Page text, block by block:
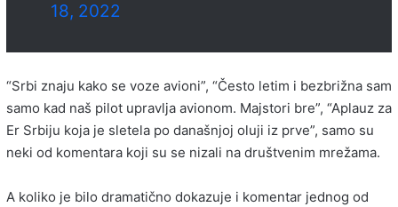
18, 2022
“Srbi znaju kako se voze avioni”, “Često letim i bezbrižna sam
samo kad naš pilot upravlja avionom. Majstori bre”, “Aplauz za
Er Srbiju koja je sletela po današnjoj oluji iz prve”, samo su
neki od komentara koji su se nizali na društvenim mrežama.
A koliko je bilo dramatično dokazuje i komentar jednog od